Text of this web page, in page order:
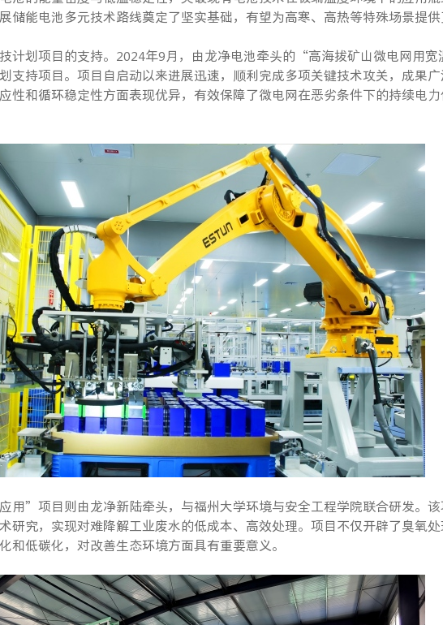
储能电池多元技术路线奠定了坚实基础，有望为高寒、高热等特殊场景提供
计划项目的支持。2024年9月，由龙净电池牵头的“高海拔矿山微电网用
持项目。项目自启动以来进展迅速，顺利完成多项关键技术攻关，成果
性和循环稳定性方面表现优异，有效保障了微电网在恶劣条件下的持续电
用”项目则由龙净新陆牵头，与福州大学环境与安全工程学院联合研发。
研究，实现对难降解工业废水的低成本、高效处理。项目不仅开辟了臭氧处
和低碳化，对改善生态环境方面具有重要意义。